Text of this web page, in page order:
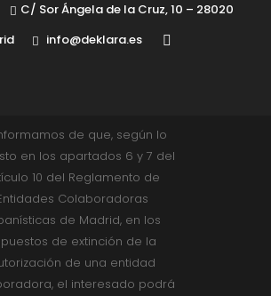
C/ Sor Ángela de la Cruz, 10 – 28020
info@deklara.es
de que, según lo
en los apartados 6 y 7 del
10 del Reglamento de
Colaboradoras
de Madrid, en los
de extinción de la
de una entidad
el interesado podrá